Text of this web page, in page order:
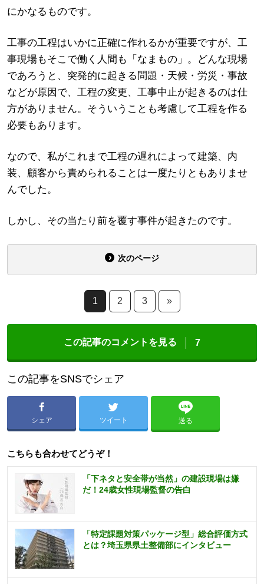
にかなるものです。
工事の工程はいかに正確に作れるかが重要ですが、工
事現場もそこで働く人間も「なまもの」。どんな現場
であろうと、突発的に起きる問題・天候・労災・事故
などが原因で、工程の変更、工事中止が起きるのは仕
方がありません。そういうことも考慮して工程を作る
必要もあります。
なので、私がこれまで工程の遅れによって建築、内
装、顧客から責められることは一度たりともありませ
んでした。
しかし、その当たり前を覆す事件が起きたのです。
次のページ
1 2 3 »
この記事のコメントを見る 7
この記事をSNSでシェア
シェア ツイート 送る
こちらも合わせてどうぞ！
「下ネタと安全帯が当然」の建設現場は嫌
だ！24歳女性現場監督の告白
「特定課題対策パッケージ型」総合評価方式
とは？埼玉県県土整備部にインタビュー